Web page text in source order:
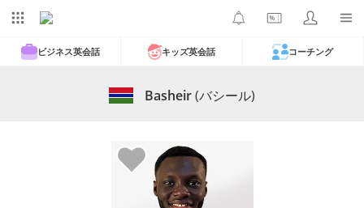
ビジネス英会話 キッズ英会話 コーチング
Basheir(バシール)